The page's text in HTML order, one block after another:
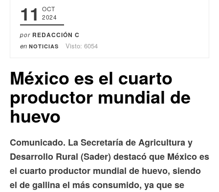
11
OCT
2024
por REDACCIÓN C
en NOTICIAS Visto: 6054
México es el cuarto
productor mundial de
huevo
Comunicado. La Secretaría de Agricultura y
Desarrollo Rural (Sader) destacó que México es
el cuarto productor mundial de huevo, siendo
el de gallina el más consumido, ya que se